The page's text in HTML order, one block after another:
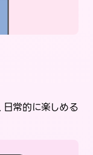
日常的に楽しめる